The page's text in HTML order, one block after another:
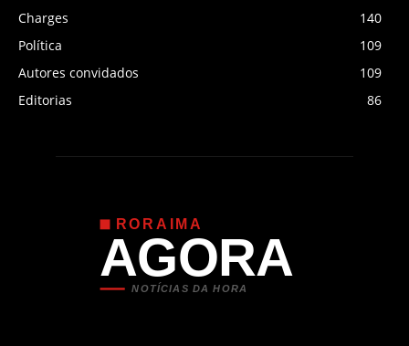
Charges
140
Política
109
Autores convidados
109
Editorias
86
RORAIMA
AGORA
NOTÍCIAS DA HORA